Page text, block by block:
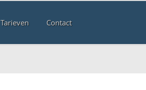
Tarieven Contact